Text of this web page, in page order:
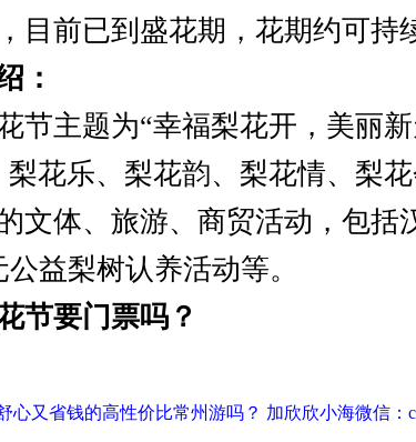
目前已到盛花期，花期约可持
：
主题为“幸福梨花开，美丽新
梨花乐、梨花韵、梨花情、梨
文体、旅游、商贸活动，包括
益梨树认养活动等。
节要门票吗？
心又省钱的高性价比常州游吗？ 加欣欣小海微信：